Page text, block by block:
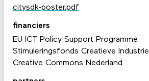
citysdk-poster.pdf
financiers
EU ICT Policy Support Programme
Stimuleringsfonds Creatieve Industrie
Creative Commons Nederland